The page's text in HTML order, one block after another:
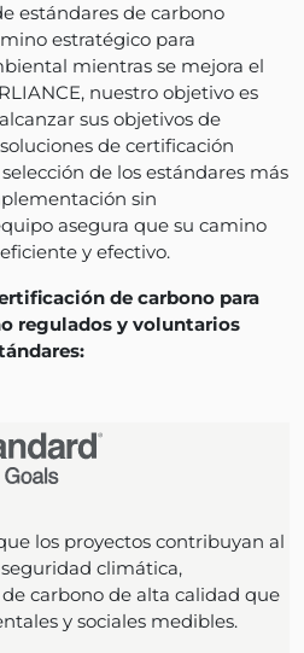
estándares de carbono
estratégico para
mientras se mejora el
nuestro objetivo es
sus objetivos de
de certificación
de los estándares más
sin
asegura que su camino
y efectivo.
de carbono para
regulados y voluntarios
los proyectos contribuyan al
climática,
carbono de alta calidad que
y sociales medibles.